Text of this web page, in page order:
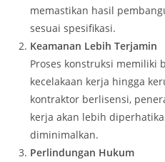
memastikan hasil
sesuai spesifikasi.
Keamanan Lebih Terjamin
Proses konstruksi memiliki
kecelakaan kerja hingga
kontraktor berlisensi,
kerja akan lebih
diminimalkan.
Perlindungan Hukum